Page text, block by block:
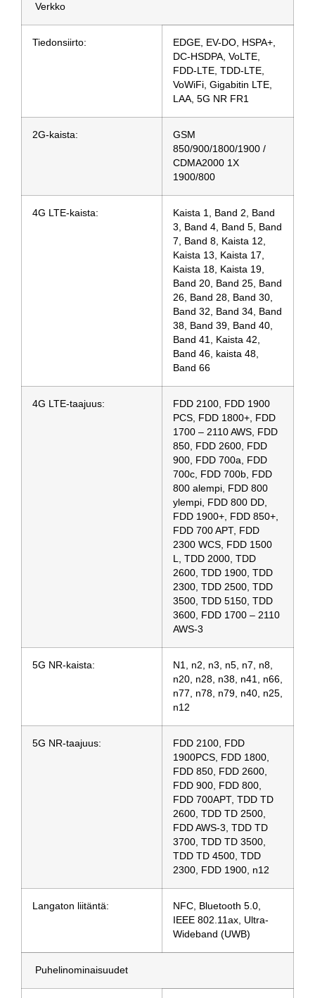
Verkko
Tiedonsiirto:
EDGE, EV-DO, HSPA+,
DC-HSDPA, VoLTE,
FDD-LTE, TDD-LTE,
VoWiFi, Gigabitin LTE,
LAA, 5G NR FR1
2G-kaista:
GSM
850/900/1800/1900 /
CDMA2000 1X
1900/800
4G LTE-kaista:
Kaista 1, Band 2, Band
3, Band 4, Band 5, Band
7, Band 8, Kaista 12,
Kaista 13, Kaista 17,
Kaista 18, Kaista 19,
Band 20, Band 25, Band
26, Band 28, Band 30,
Band 32, Band 34, Band
38, Band 39, Band 40,
Band 41, Kaista 42,
Band 46, kaista 48,
Band 66
4G LTE-taajuus:
FDD 2100, FDD 1900
PCS, FDD 1800+, FDD
1700 – 2110 AWS, FDD
850, FDD 2600, FDD
900, FDD 700a, FDD
700c, FDD 700b, FDD
800 alempi, FDD 800
ylempi, FDD 800 DD,
FDD 1900+, FDD 850+,
FDD 700 APT, FDD
2300 WCS, FDD 1500
L, TDD 2000, TDD
2600, TDD 1900, TDD
2300, TDD 2500, TDD
3500, TDD 5150, TDD
3600, FDD 1700 – 2110
AWS-3
5G NR-kaista:
N1, n2, n3, n5, n7, n8,
n20, n28, n38, n41, n66,
n77, n78, n79, n40, n25,
n12
5G NR-taajuus:
FDD 2100, FDD
1900PCS, FDD 1800,
FDD 850, FDD 2600,
FDD 900, FDD 800,
FDD 700APT, TDD TD
2600, TDD TD 2500,
FDD AWS-3, TDD TD
3700, TDD TD 3500,
TDD TD 4500, TDD
2300, FDD 1900, n12
Langaton liitäntä:
NFC, Bluetooth 5.0,
IEEE 802.11ax, Ultra-
Wideband (UWB)
Puhelinominaisuudet